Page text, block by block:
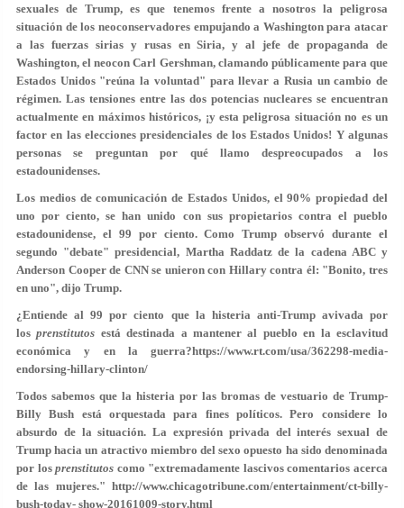
sexuales de Trump, es que tenemos frente a nosotros la peligrosa
situación de los neoconservadores empujando a Washington para atacar
a las fuerzas sirias y rusas en Siria, y al jefe de propaganda de
Washington, el neocon Carl Gershman, clamando públicamente para que
Estados Unidos "reúna la voluntad" para llevar a Rusia un cambio de
régimen. Las tensiones entre las dos potencias nucleares se encuentran
actualmente en máximos históricos, ¡y esta peligrosa situación no es un
factor en las elecciones presidenciales de los Estados Unidos! Y algunas
personas se preguntan por qué llamo despreocupados a los
estadounidenses.
Los medios de comunicación de Estados Unidos, el 90% propiedad del
uno por ciento, se han unido con sus propietarios contra el pueblo
estadounidense, el 99 por ciento. Como Trump observó durante el
segundo "debate" presidencial, Martha Raddatz de la cadena ABC y
Anderson Cooper de CNN se unieron con Hillary contra él: "Bonito, tres
en uno", dijo Trump.
¿Entiende al 99 por ciento que la histeria anti-Trump avivada por
losprenstitutos está destinada a mantener al pueblo en la esclavitud
económica y en la guerra?https://www.rt.com/usa/362298-media-
endorsing-hillary-clinton/
Todos sabemos que la histeria por las bromas de vestuario de Trump-
Billy Bush está orquestada para fines políticos. Pero considere lo
absurdo de la situación. La expresión privada del interés sexual de
Trump hacia un atractivo miembro del sexo opuesto ha sido denominada
por losprenstitutos como "extremadamente lascivos comentarios acerca
de las mujeres." http://www.chicagotribune.com/entertainment/ct-billy-
bush-today- show-20161009-story.html